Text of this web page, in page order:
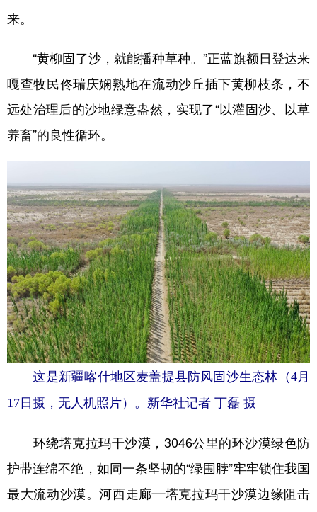
多语种频道
English Español Français عربى
Русский язык 日本語 한국어
来。
“黄柳固了沙，就能播种草种。”正蓝旗额日登达来
嘎查牧民佟瑞庆娴熟地在流动沙丘插下黄柳枝条，不
远处治理后的沙地绿意盎然，实现了“以灌固沙、以草
养畜”的良性循环。
这是新疆喀什地区麦盖提县防风固沙生态林（4月
17日摄，无人机照片）。新华社记者 丁磊 摄
环绕塔克拉玛干沙漠，3046公里的环沙漠绿色防
护带连绵不绝，如同一条坚韧的“绿围脖”牢牢锁住我国
最大流动沙漠。河西走廊—塔克拉玛干沙漠边缘阻击